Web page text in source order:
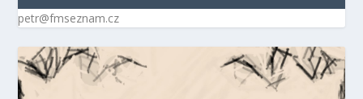
petr@fmseznam.cz